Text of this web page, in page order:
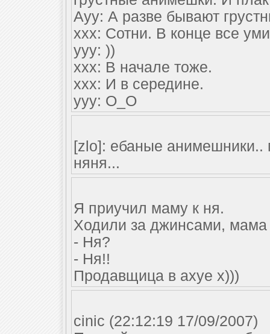
Ayy: А разве бывают
xxx: Сотни. В конце все
yyy: ))
xxx: В начале тоже.
xxx: И в середине.
yyy: О_О
[zlo]: ебаные анимешники..
няня...
Я приучил маму к ня.
Ходили за джинсами, мама
- Ня?
- Ня!!
Продавщица в ахуе х)))
cinic (22:12:19 17/09/2007)